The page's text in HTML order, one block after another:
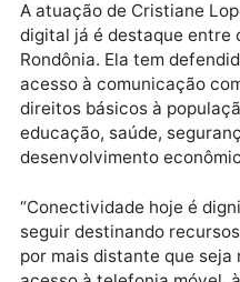
Foto:
Além disso, o
a pedido da
celular nos distritos de
Jacinópolis (Nova
Nova Samuel
interveniência da
A atuação de Cristiane